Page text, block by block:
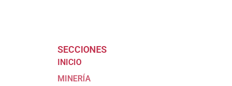
SECCIONES
INICIO
MINERÍA